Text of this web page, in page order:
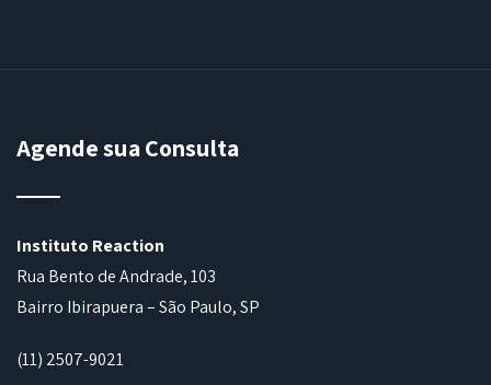
Agende sua Consulta
Instituto Reaction
Rua Bento de Andrade, 103
Bairro Ibirapuera – São Paulo, SP
(11) 2507-9021